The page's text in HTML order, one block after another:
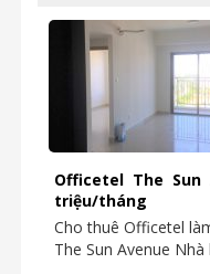
Officetel The Sun
triệu/tháng
Cho thuê Officetel
The Sun Avenue